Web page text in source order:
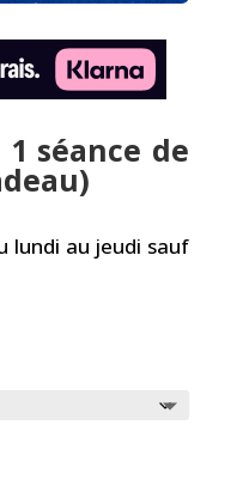
séance de
lundi au jeudi sauf